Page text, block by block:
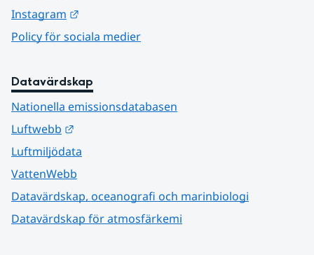
Instagram
Policy för sociala medier
Datavärdskap
Nationella emissionsdatabasen
Luftwebb
Luftmiljödata
VattenWebb
Datavärdskap, oceanografi och marinbiologi
Datavärdskap för atmosfärkemi